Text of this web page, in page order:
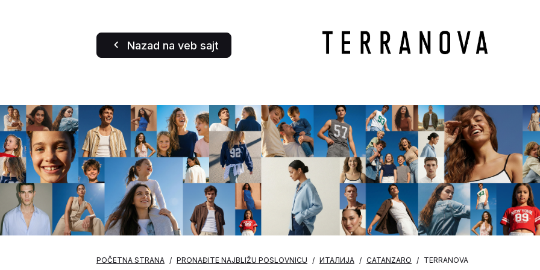
Nazad na veb sajt
POČETNA STRANA PRONAĐITE NAJBLIŽU POSLOVNICU ИТАЛИЈА CATANZARO TERRANOVA